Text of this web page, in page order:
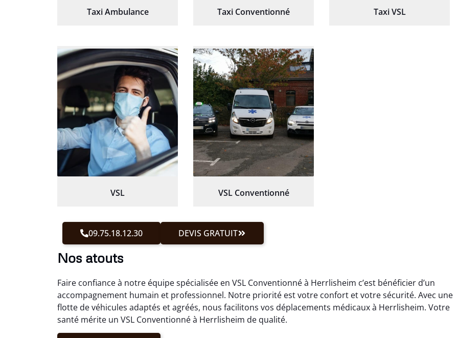
Taxi Ambulance Taxi Conventionné Taxi VSL
VSL VSL Conventionné
09.75.18.12.30 DEVIS GRATUIT
Nos atouts
Faire confiance à notre équipe spécialisée en VSL Conventionné à Herrlisheim c’est bénéficier d’un
accompagnement humain et professionnel. Notre priorité est votre confort et votre sécurité. Avec une
flotte de véhicules adaptés et agréés, nous facilitons vos déplacements médicaux à Herrlisheim. Votre
santé mérite un VSL Conventionné à Herrlisheim de qualité.